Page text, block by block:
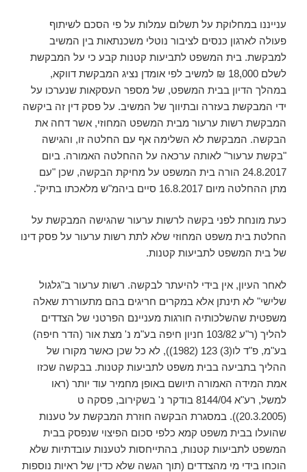
ענייננו במחלוקת על תשלום עמלות על פי הסכם לשיתוף
פעולה לארגון כנסים לציבור נוטלי משכנתאות בין המשיב
למבקשת. בית המשפט לתביעות קטנות קבע כי על המבקשת
לשלם 18,000 ₪ למשיב לפי אומדן נציג המבקשת דווקא,
במהלך הדיון בבית המשפט, של מספר העסקאות שנערכו על
ידי המבקשת בעזרה ובתיווך של המשיב. על פסק דין זה ביקשה
המבקשת רשות ערעור מבית המשפט המחוזי, אשר דחה את
הבקשה. המבקשת לא השלימה אף עם החלטה זו, והגישה
"בקשת ערעור" לאותה ערכאה על ההחלטה האמורה. ביום
24.8.2017 הורה בית המשפט על מחיקת הבקשה, שכן "עם
מתן ההחלטה מיום 16.8.2017 סיים ביהמ"ש מלאכתו בתיק".
כעת מונחת לפני בקשה לרשות ערעור שהגישה המבקשת על
החלטת בית משפט המחוזי שלא לתת רשות ערעור על פסק דינו
של בית המשפט לתביעות קטנות.
לאחר העיון, אין בידי להיעתר לבקשה. רשות ערעור ב"גלגול
שלישי" לא תינתן אלא במקרים חריגים בהם מתעוררת שאלה
משפטית שהשלכותיה חורגות מעניינם הפרטני של הצדדים
להליך (ר"ע 103/82 חניון חיפה בע"מ נ' מצת אור (הדר חיפה)
בע"מ, פ"ד לו(3) 123 (1982)), לא כל שכן כאשר מקורו של
ההליך בתביעה בבית משפט לתביעות קטנות. בבקשה שכזו
אמת המידה האמורה תיושם באופן מחמיר עוד יותר (ראו
למשל, רע"א 8144/04 בודקר נ' בשקירוב, פסקה ט
(20.3.2005)). במסגרת הבקשה חוזרת המבקשת על טענות
שהועלו בבית משפט קמא כלפי סכום הפיצוי שנפסק בבית
המשפט לתביעות קטנות, בהתייחסות לטענות עובדתיות שלא
הוכחו בידי מי מהצדדים (תוך הגשה שלא כדין של ראיות נוספות